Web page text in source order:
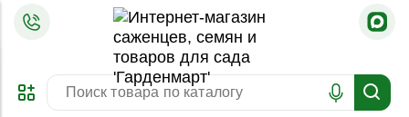
ПРЕДЗАКАЗ
ЗАБРОНИРОВАТЬ
ЛУЧШЕЕ